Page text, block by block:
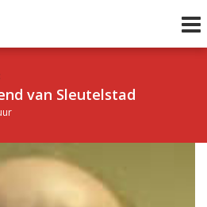
van Sleutelstad